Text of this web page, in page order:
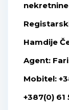
nekretnine
Hamdije
Agent:
Mobitel:
+387(0) 61